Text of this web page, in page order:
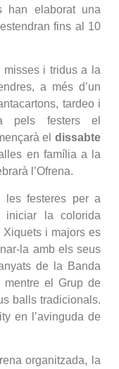
han elaborat una
fins al 10
misses i tridus a la
a més d’un
tardeo i
pels festers el
el dissabte
en família a la
l’Ofrena.
festeres per a
iniciar la colorida
i majors es
la amb els seus
de la Banda
el Grup de
balls tradicionals.
en l’avinguda de
organitzada, la